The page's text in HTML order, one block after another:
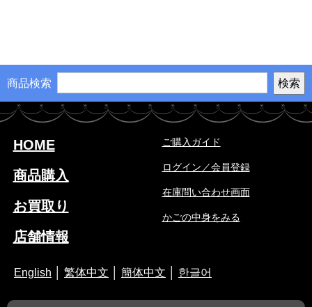
商品検索
HOME
商品購入
お買取り
店舗情報
ご購入ガイド
ログイン／会員登録
在庫問い合わせ画面
かごの中身をみる
English 繁体中文 簡体中文 한글어